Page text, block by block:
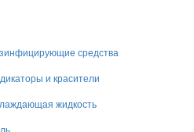
средства
и красители
жидкость